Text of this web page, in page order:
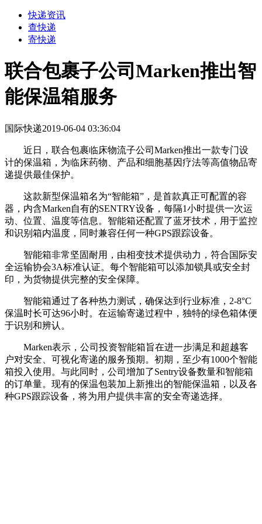
快递资讯
查快递
寄快递
联合包裹子公司Marken推出智
能保温箱服务
国际快递2019-06-04 03:36:04
近日，联合包裹临床物流子公司Marken推出一款专门设
计的保温箱，为临床药物、产品和细胞基因疗法等高值物品寄
递提供最佳保护。
这款新型保温箱名为“智能箱”，是首款真正可配置的容
器，内含Marken自有的SENTRY设备，每隔1小时提供一次运
动、位置、温度等信息。智能箱还配置了蓝牙技术，用于监控
和识别箱内温度，同时兼容任何一种GPS跟踪设备。
智能箱非常坚固耐用，由相变技术提供动力，符合国际安
全运输协会3A标准认证。每个智能箱可以添加锁具或安全封
印，为货物提供完整的安全保障。
智能箱通过了各种热力测试，确保达到行业标准，2-8°C
保温时长可达96小时。在运输寄递过程中，独特的绿色箱体便
于识别和辨认。
Marken表示，公司投资智能箱旨在进一步满足和超越客
户对安全、可视化寄递的服务预期。初期，至少有1000个智能
箱投入使用。与此同时，公司增加了Sentry设备数量和智能箱
的订单量。现有的保温包装加上新推出的智能保温箱，以及各
种GPS跟踪设备，将为用户提供丰富的安全寄递选择。